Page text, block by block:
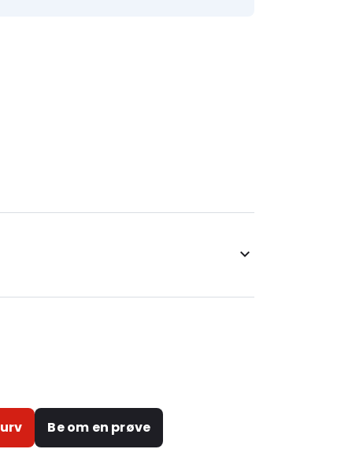
be om et tilbud for større
Be om en prøve